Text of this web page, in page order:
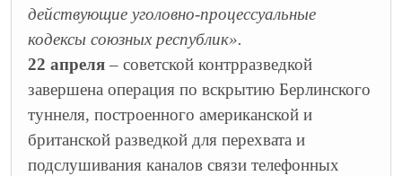
действующие уголовно-процессуальные
кодексы союзных республик».
22 апреля – советской контрразведкой
завершена операция по вскрытию Берлинского
туннеля, построенного американской и
британской разведкой для перехвата и
подслушивания каналов связи телефонных